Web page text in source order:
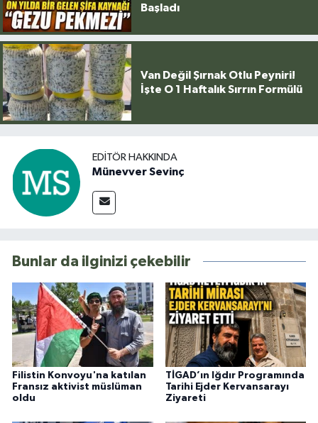
Başladı
Van Değil Şırnak Otlu Peyniri!
İşte O 1 Haftalık Sırrın Formülü
EDITÖR HAKKINDA
Münevver Sevinç
Bunlar da ilginizi çekebilir
Filistin Konvoyu'na katılan
Fransız aktivist müslüman
oldu
TİGAD’ın Iğdır Programında
Tarihi Ejder Kervansarayı
Ziyareti